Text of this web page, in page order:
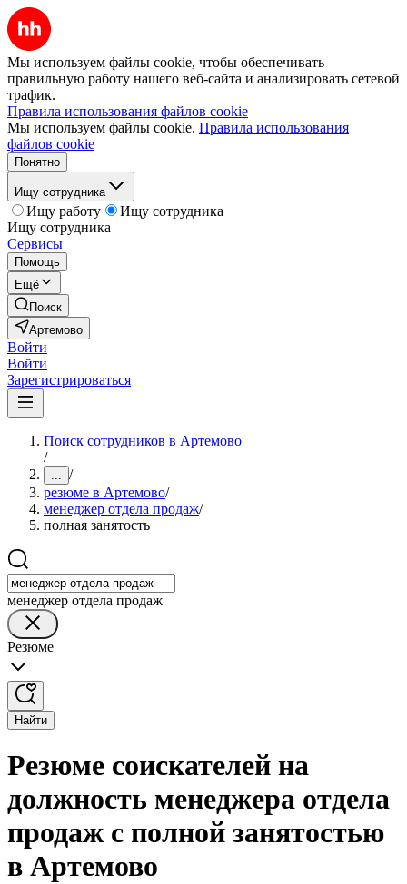
Мы используем файлы cookie, чтобы обеспечивать
правильную работу нашего веб-сайта и анализировать сетевой
трафик.
Правила использования файлов cookie
Мы используем файлы cookie. Правила использования
файлов cookie
Понятно
Ищу сотрудника
Ищу работу
Ищу сотрудника
Ищу сотрудника
Сервисы
Помощь
Ещё
Поиск
Артемово
Войти
Войти
Зарегистрироваться
Поиск сотрудников в Артемово
/
... /
резюме в Артемово/
менеджер отдела продаж/
полная занятость
менеджер отдела продаж
Резюме
Найти
Резюме соискателей на
должность менеджера отдела
продаж с полной занятостью
в Артемово